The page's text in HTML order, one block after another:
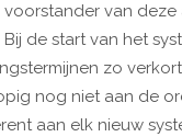
voorstander van
de start van het
zo
nog niet aan de
aan elk nieuw